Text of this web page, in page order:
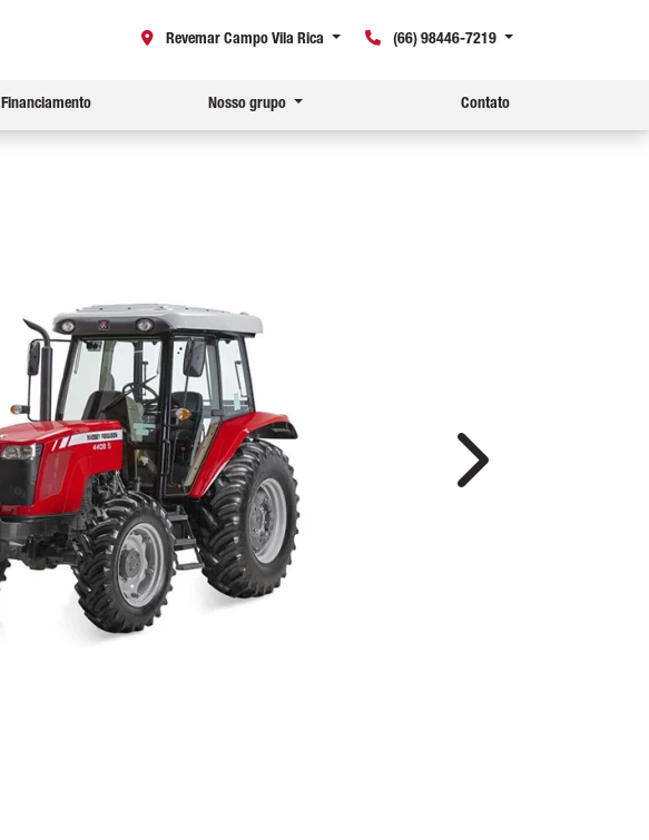
(66) 98446-7219
Revemar Campo Vila Rica
Financiamento Nosso grupo Contato
Próximo